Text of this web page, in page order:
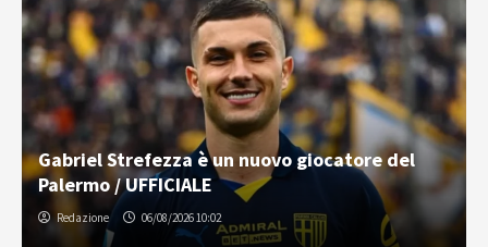
Gabriel Strefezza è un nuovo giocatore del
Palermo / UFFICIALE
Redazione 06/08/2026 10:02